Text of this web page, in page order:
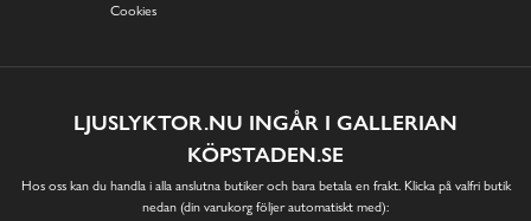
Cookies
LJUSLYKTOR.NU INGÅR I GALLERIAN
KÖPSTADEN.SE
Hos oss kan du handla i alla anslutna butiker och bara betala en frakt. Klicka på valfri butik
nedan (din varukorg följer automatiskt med):